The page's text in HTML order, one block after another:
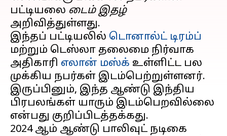
பட்டியலை டைம் இதழ்
அறிவித்துள்ளது.
இந்தப் பட்டியலில் டொனால்ட் டிரம்ப்
மற்றும் டெஸ்லா தலைமை நிர்வாக
அதிகாரி எலான் மஸ்க் உள்ளிட்ட பல
முக்கிய நபர்கள் இடம்பெற்றுள்ளனர்.
இருப்பினும், இந்த ஆண்டு இந்திய
பிரபலங்கள் யாரும் இடம்பெறவில்லை
என்பது குறிப்பிடத்தக்கது.
2024 ஆம் ஆண்டு பாலிவுட் நடிகை